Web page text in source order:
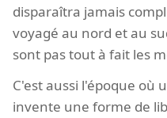
disparaîtra jamais
voyagé au nord et au
sont pas tout à fait les
C'est aussi l'époque où
invente une forme de